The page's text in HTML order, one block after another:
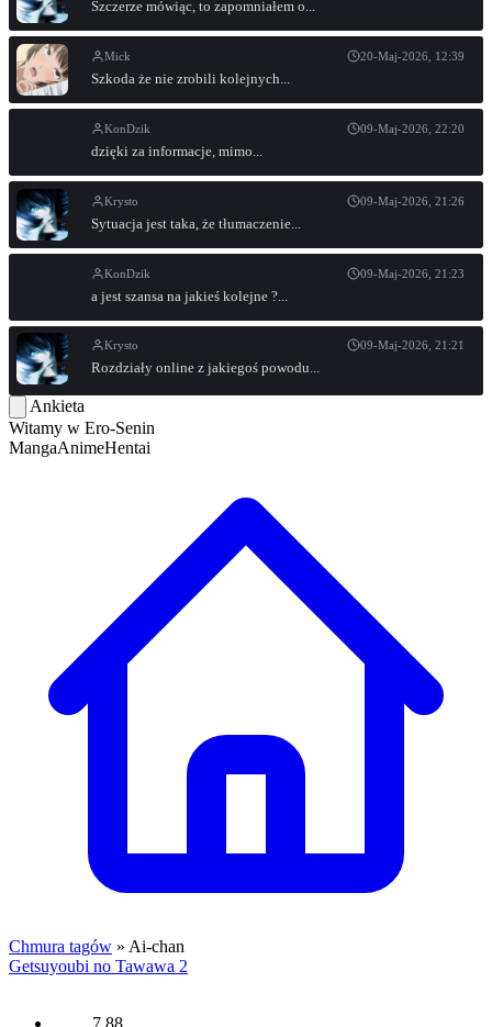
Szczerze mówiąc, to zapomniałem o...
Mick 20-Maj-2026, 12:39
Szkoda że nie zrobili kolejnych...
KonDzik 09-Maj-2026, 22:20
dzięki za informacje, mimo...
Krysto 09-Maj-2026, 21:26
Sytuacja jest taka, że tłumaczenie...
KonDzik 09-Maj-2026, 21:23
a jest szansa na jakieś kolejne ?...
Krysto 09-Maj-2026, 21:21
Rozdziały online z jakiegoś powodu...
Ankieta
Witamy w Ero-Senin
MangaAnimeHentai
Chmura tagów » Ai-chan
Getsuyoubi no Tawawa 2